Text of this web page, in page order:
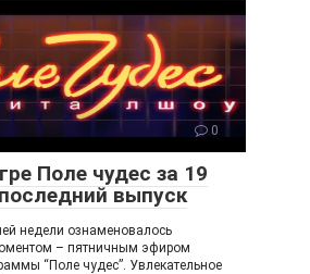
0
Поле чудес за 19
выпуск
недели ознаменовалось
– пятничным эфиром
“Поле чудес”. Увлекательное